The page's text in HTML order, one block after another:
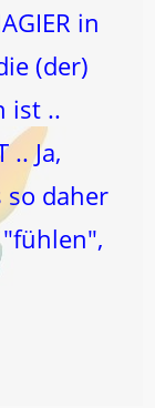
in
(der)
ist ..
.. Ja,
so daher